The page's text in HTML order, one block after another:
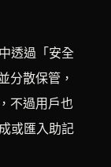
透過「安全
分散保管，
不過用戶也
或匯入助記